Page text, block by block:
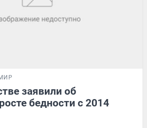
заявили об
бедности с 2014